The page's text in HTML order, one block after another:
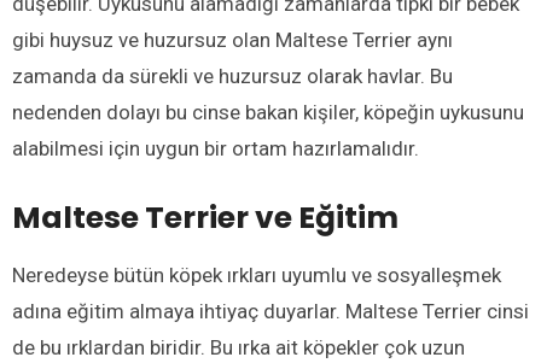
gibi huysuz ve huzursuz olan Maltese Terrier aynı
zamanda da sürekli ve huzursuz olarak havlar. Bu
nedenden dolayı bu cinse bakan kişiler, köpeğin uykusunu
alabilmesi için uygun bir ortam hazırlamalıdır.
Maltese Terrier ve Eğitim
Neredeyse bütün köpek ırkları uyumlu ve sosyalleşmek
adına eğitim almaya ihtiyaç duyarlar. Maltese Terrier cinsi
de bu ırklardan biridir. Bu ırka ait köpekler çok uzun